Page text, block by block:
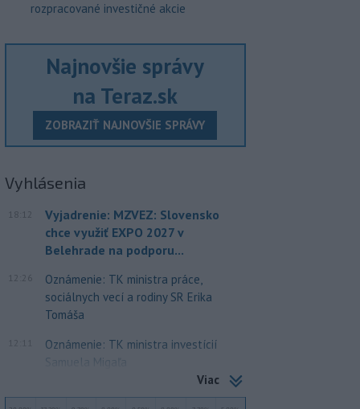
rozpracované investičné akcie
Najnovšie správy
na Teraz.sk
ZOBRAZIŤ NAJNOVŠIE SPRÁVY
Vyhlásenia
18:12
Vyjadrenie: MZVEZ: Slovensko
chce využiť EXPO 2027 v
Belehrade na podporu...
12:26
Oznámenie: TK ministra práce,
sociálnych vecí a rodiny SR Erika
Tomáša
Oznámenie: TK ministra investícií
Samuela Migaľa
Viac